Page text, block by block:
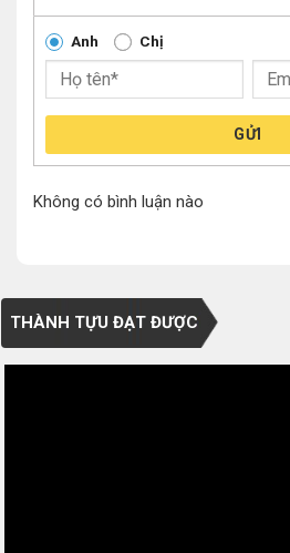
Anh Chị
GỬI
Không có bình luận nào
THÀNH TỰU ĐẠT ĐƯỢC